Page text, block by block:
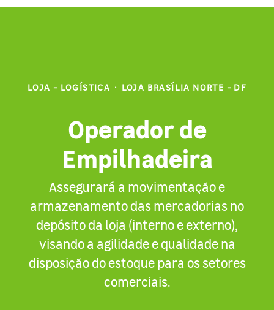
LOJA - LOGÍSTICA · LOJA BRASÍLIA NORTE - DF
Operador de
Empilhadeira
Assegurará a movimentação e
armazenamento das mercadorias no
depósito da loja (interno e externo),
visando a agilidade e qualidade na
disposição do estoque para os setores
comerciais.